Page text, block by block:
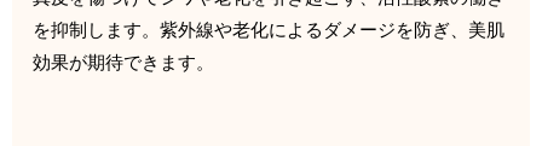
を抑制します。紫外線や老化によるダメージを防ぎ、美肌
効果が期待できます。